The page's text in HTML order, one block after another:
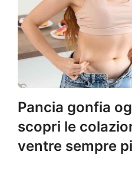
Pancia gonfia
scopri le
ventre sempre